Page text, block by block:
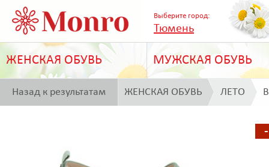
Выберите город:
Тюмень
ЖЕНСКАЯ ОБУВЬ МУЖСКАЯ ОБУВЬ
Назад к результатам ЖЕНСКАЯ ОБУВЬ ЛЕТО